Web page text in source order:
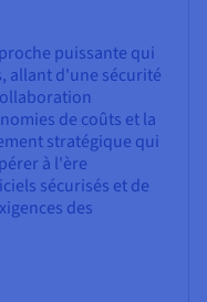
puissante qui
allant d'une sécurité
de coûts et la
stratégique qui
à l'ère
sécurisés et de
des